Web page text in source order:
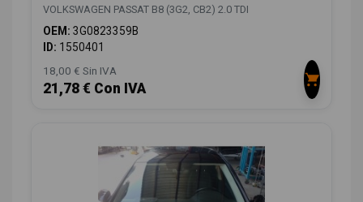
VOLKSWAGEN PASSAT B8 (3G2, CB2) 2.0 TDI
OEM: 3G0823359B
ID: 1550401
18,00 € Sin IVA
21,78 € Con IVA